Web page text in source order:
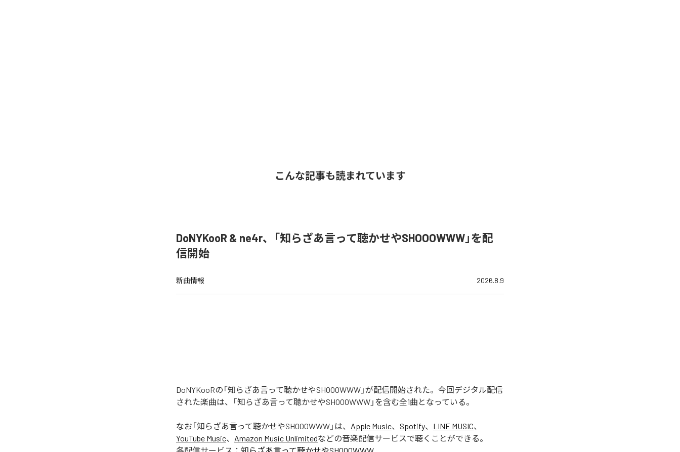
こんな記事も読まれています
DoNYKooR & ne4r、「知らざあ言って聴かせやSHOOOWWW」を配
信開始
新曲情報 2026.8.9
DoNYKooRの「知らざあ言って聴かせやSHOOOWWW」が配信開始された。今回デジタル配信
された楽曲は、「知らざあ言って聴かせやSHOOOWWW」を含む全1曲となっている。
なお「知らざあ言って聴かせやSHOOOWWW 」は、 Apple Music、 Spotify、 LINE MUSIC、
YouTube Music、 Amazon Music Unlimitedなどの音楽配信サービスで聴くことができる。
各配信サービス： 知らざあ言って聴かせやSHOOOWWW